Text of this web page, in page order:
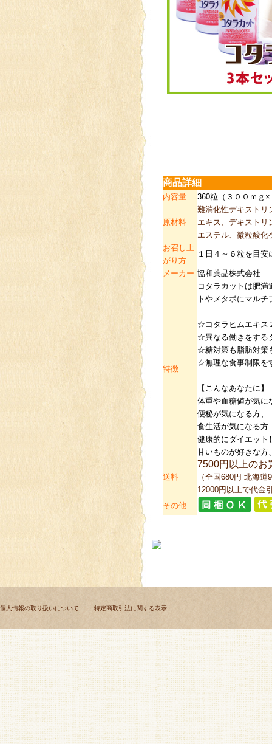
商品詳細
内容量 360粒（３００ｍｇ
原材料
難消化性デキストリ
エキス、デキストリ
エステル、微粒酸化
お召し上
がり方
１日４～６粒を目
メーカー 協和薬品株式会社
特徴
コタラカットは肥
トやメタボにマル
☆コタラヒムエキス
☆異なる働きをする
☆糖対策も脂肪対策
☆無理な食事制限を
【こんなあなたに】
体重や血糖値が気に
便秘が気になる方、
食生活が気になる方
健康的にダイエット
甘いものが好きな方
送料
7500円以上のお
（全国680円 北海
12000円以上で代金
その他
個人情報の取り扱いについて 特定商取引法に関する表示